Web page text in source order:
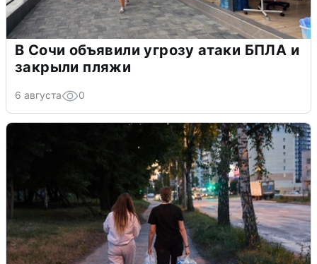
В Сочи объявили угрозу атаки БПЛА и
закрыли пляжи
6 августа 0